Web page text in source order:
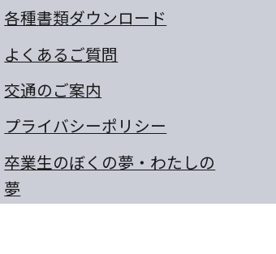
各種書類ダウンロード
よくあるご質問
交通のご案内
プライバシーポリシー
卒業生のぼくの夢・わたしの
夢